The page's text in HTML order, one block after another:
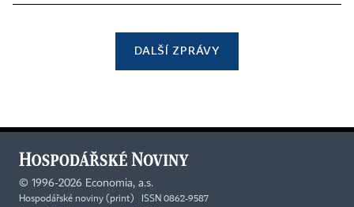
DALŠÍ ZPRÁVY
© 1996-2026 Economia, a.s.
Hospodářské noviny (print) ISSN 0862-9587